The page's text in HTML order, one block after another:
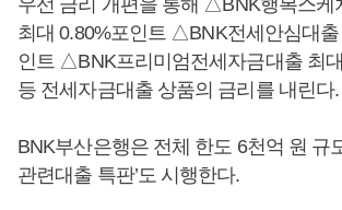
우선 금리 개편을 통해 △BNK행복스케
최대 0.80%포인트 △BNK전세안심대출
인트 △BNK프리미엄전세자금대출 최
등 전세자금대출 상품의 금리를 내린다.
BNK부산은행은 전체 한도 6천억 원 규
관련대출 특판’도 시행한다.